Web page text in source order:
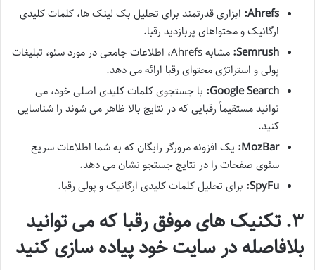
Ahrefs: ابزاری قدرتمند برای تحلیل بک لینک ها، کلمات کلیدی
ارگانیک و محتواهای پربازدید رقبا.
Semrush:
مشابه Ahrefs، اطلاعات جامعی در مورد سئو، تبلیغات
پولی و استراتژی محتوای رقبا ارائه می دهد.
Google Search: با جستجوی کلمات کلیدی اصلی خود، می
توانید مستقیماً رقبایی که در نتایج بالا ظاهر می شوند را شناسایی
کنید.
MozBar: یک افزونه مرورگر رایگان که به شما اطلاعات سریع
سئوی صفحات را در نتایج جستجو نشان می دهد.
SpyFu: برای تحلیل کلمات کلیدی ارگانیک و پولی رقبا.
۳. تکنیک های موفق رقبا که می توانید
بلافاصله در سایت خود پیاده سازی کنید